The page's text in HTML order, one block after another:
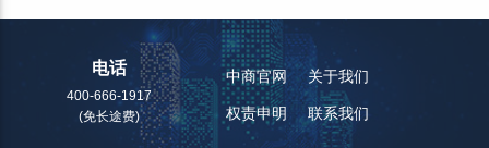
电话
400-666-1917
(免长途费)
中商官网 关于我们
权责申明 联系我们